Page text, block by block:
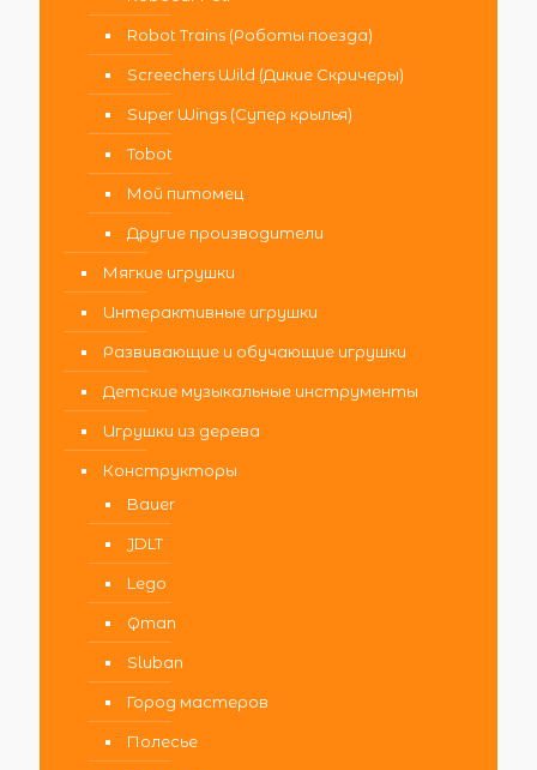
Robot Trains (Роботы поезда)
Screechers Wild (Дикие Скричеры)
Super Wings (Супер крылья)
Tobot
Мой питомец
Другие производители
Мягкие игрушки
Интерактивные игрушки
Развивающие и обучающие игрушки
Детские музыкальные инструменты
Игрушки из дерева
Конструкторы
Bauer
JDLT
Lego
Qman
Sluban
Город мастеров
Полесье